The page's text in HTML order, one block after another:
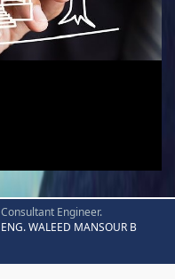
Consultant Engineer.
ENG. WALEED MANSOUR B